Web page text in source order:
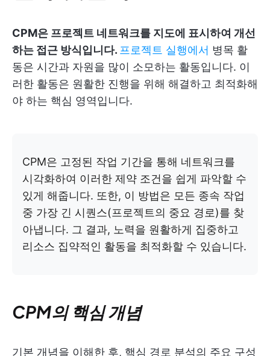
CPM은 프로젝트 네트워크를 지도에 표시하여 개선
하는 접근 방식입니다. 프로젝트 실행에서 병목 활
동은 시간과 자원을 많이 소모하는 활동입니다. 이
러한 활동은 원활한 진행을 위해 해결하고 최적화해
야 하는 핵심 영역입니다.
CPM은 고정된 작업 기간을 통해 네트워크를
시각화하여 이러한 제약 조건을 쉽게 파악할 수
있게 해줍니다. 또한, 이 방법은 모든 종속 작업
중 가장 긴 시퀀스(프로젝트의 중요 경로)를 찾
아냅니다. 그 결과, 노력을 원활하게 집중하고
리소스 집약적인 활동을 최적화할 수 있습니다.
CPM의 핵심 개념
기본 개념을 이해한 후, 핵심 경로 분석의 주요 구성